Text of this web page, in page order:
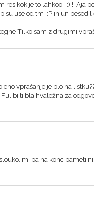
kok je to lahkoo ::) !! Aja
use od tm :P in un besedil
Tilko sam z drugimi
eno vprašanje je blo na
bi ti bla hvaležna za
mi pa na konc pameti